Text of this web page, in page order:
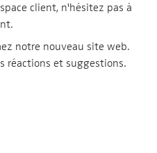
client, n'hésitez pas à
notre nouveau site web.
réactions et suggestions.